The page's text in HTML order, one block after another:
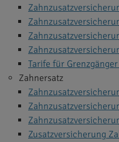
Tarife für
Zahnersatz
Zusatzversicherung